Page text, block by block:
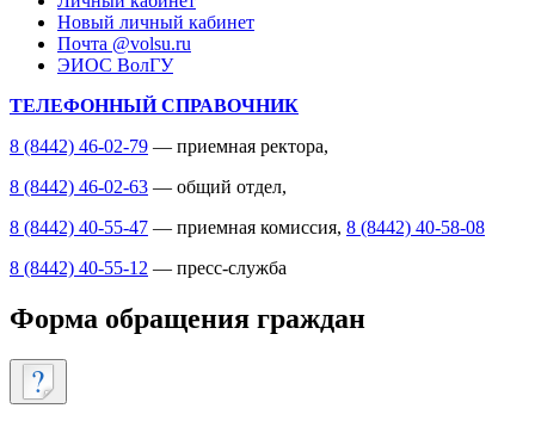
Новый личный кабинет
Почта @volsu.ru
ЭИОС ВолГУ
ТЕЛЕФОННЫЙ СПРАВОЧНИК
8 (8442) 46-02-79 — приемная ректора,
8 (8442) 46-02-63 — общий отдел,
8 (8442) 40-55-47 — приемная комиссия, 8 (8442) 40-58-08
8 (8442) 40-55-12 — пресс-служба
Форма обращения граждан